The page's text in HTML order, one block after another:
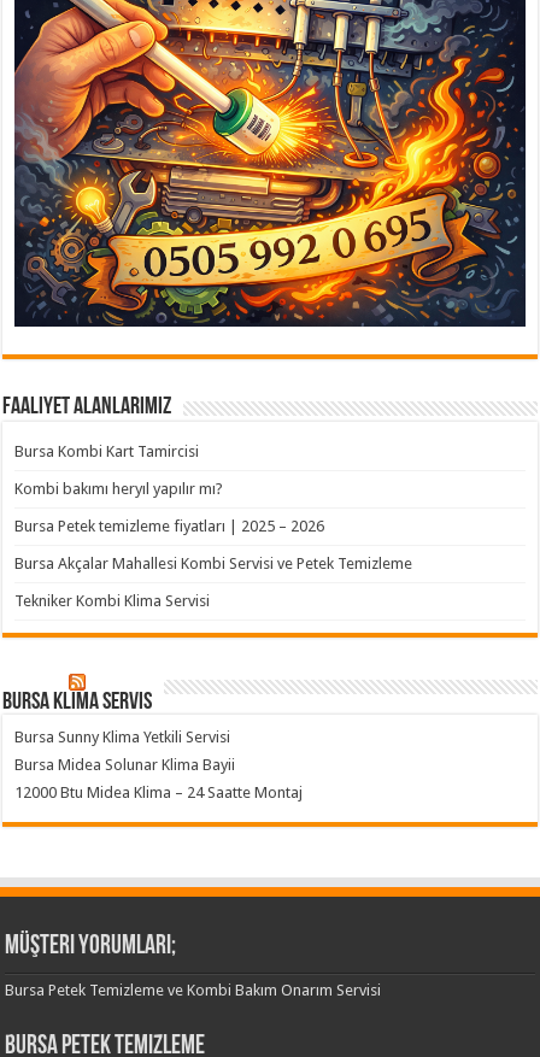
Faaliyet Alanlarımız
Bursa Kombi Kart Tamircisi
Kombi bakımı heryıl yapılır mı?
Bursa Petek temizleme fiyatları | 2025 – 2026
Bursa Akçalar Mahallesi Kombi Servisi ve Petek Temizleme
Tekniker Kombi Klima Servisi
Bursa klima servis
Bursa Sunny Klima Yetkili Servisi
Bursa Midea Solunar Klima Bayii
12000 Btu Midea Klima – 24 Saatte Montaj
Müşteri Yorumları;
Bursa Petek Temizleme ve Kombi Bakım Onarım Servisi
Bursa Petek Temizleme